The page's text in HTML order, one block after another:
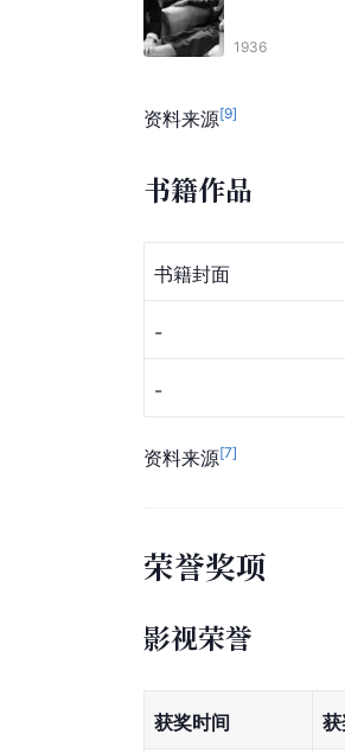
1936
资料来源[9]
书籍作品
书籍封面
-
-
资料来源[7]
荣誉奖项
影视荣誉
获奖时间